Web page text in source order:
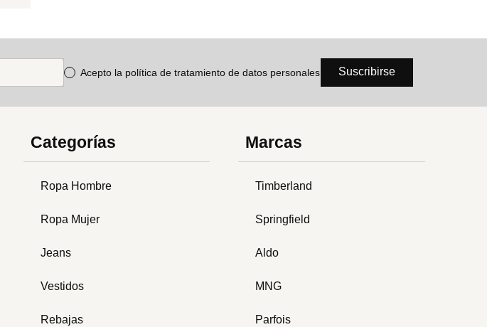
Acepto la política de tratamiento de datos personales Suscribirse
Categorías
Ropa Hombre
Ropa Mujer
Jeans
Vestidos
Rebajas
Marcas
Timberland
Springfield
Aldo
MNG
Parfois